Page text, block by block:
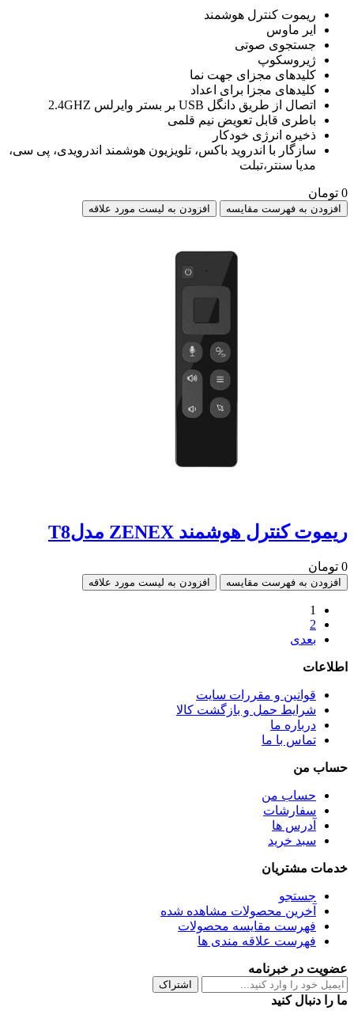
ریموت کنترل هوشمند
ایر ماوس
جستجوی صوتی
ژیروسکوپ
کلیدهای مجزای جهت نما
کلیدهای مجزا برای اعداد
اتصال از طریق دانگل USB بر بستر وایرلس 2.4GHZ
باطری قابل تعویض نیم قلمی
ذخیره انرژی خودکار
سازگار با اندروید باکس، تلویزیون هوشمند اندرویدی، پی سی،
مدیا سنتر،تبلت
0 تومان
افزودن به فهرست مقایسه افزودن به لیست مورد علاقه
ریموت کنترل هوشمند ZENEX مدلT8
0 تومان
افزودن به فهرست مقایسه افزودن به لیست مورد علاقه
1
2
بعدی
اطلاعات
قوانین و مقررات سایت
شرایط حمل و بازگشت کالا
درباره ما
تماس با ما
حساب من
حساب من
سفارشات
آدرس ها
سبد خرید
خدمات مشتریان
جستجو
آخرین محصولات مشاهده شده
فهرست مقایسه محصولات
فهرست علاقه مندی ها
عضویت در خبرنامه
اشتراک
ما را دنبال کنید